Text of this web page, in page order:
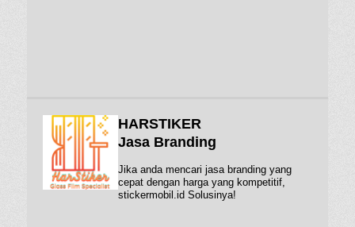
HARSTIKER
Jasa Branding
Jika anda mencari jasa branding yang
cepat dengan harga yang kompetitif,
stickermobil.id Solusinya!